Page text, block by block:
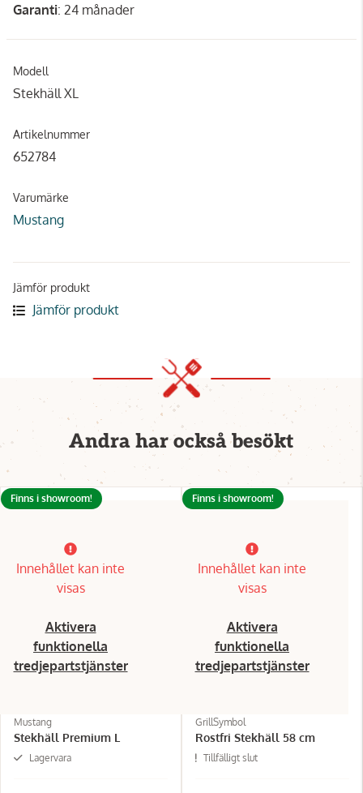
Garanti: 24 månader
Modell
Stekhäll XL
Artikelnummer
652784
Varumärke
Mustang
Jämför produkt
Jämför produkt
Andra har också besökt
Innehållet kan inte
visas
Aktivera
funktionella
tredjepartstjänster
Mustang
Stekhäll Premium L
Lagervara
Finns i showroom!
Innehållet kan inte
visas
Aktivera
funktionella
tredjepartstjänster
GrillSymbol
Rostfri Stekhäll 58 cm
Tillfälligt slut
Finns i showroom!